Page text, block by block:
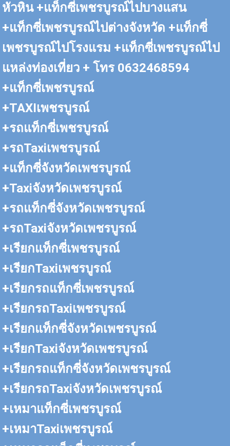
หัวหิน​ +แท็กซี่เพชรบูรณ์ไปบางแสน
+แท็กซี่เพชรบูรณ์ไปต่างจังหวัด +แท็กซี่
เพชรบูรณ์ไปโรงแรม​ +แท็กซี่เพชรบูรณ์ไป
แหล่งท่องเที่ยว + โทร 0632468594
+แท็กซี่เพชรบูรณ์
+TAXI​เพชรบูรณ์
+รถแท็กซี่เพชรบูรณ์
+รถTaxiเพชรบูรณ์
+แท็กซี่จังหวัดเพชรบูรณ์
+Taxiจังหวัดเพชรบูรณ์
+รถแท็กซี่จังหวัดเพชรบูรณ์
+รถTaxiจังหวัดเพชรบูรณ์
+เรียกแท็กซี่เพชรบูรณ์
+เรียกTaxiเพชรบูรณ์
+เรียกรถแท็กซี่เพชรบูรณ์
+เรียกรถTaxiเพชรบูรณ์
+เรียกแท็กซี่จังหวัดเพชรบูรณ์
+เรียกTaxiจังหวัดเพชรบูรณ์
+เรียกรถแท็กซี่จังหวัดเพชรบูรณ์
+เรียกรถTaxiจังหวัดเพชรบูรณ์
+เหมาแท็กซี่เพชรบูรณ์
+เหมาTaxiเพชรบูรณ์